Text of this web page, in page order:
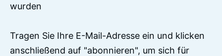
wurden
Tragen Sie Ihre E-Mail-Adresse ein und klicken
anschließend auf "abonnieren", um sich für